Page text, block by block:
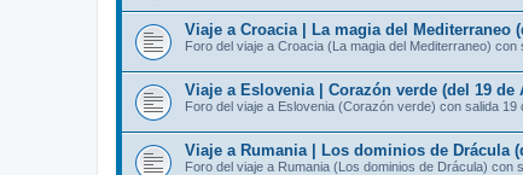
Viaje a Croacia | La magia del Mediterraneo
Foro del viaje a Croacia (La magia del Mediterraneo) con
Viaje a Eslovenia | Corazón verde (del 19 de
Foro del viaje a Eslovenia (Corazón verde) con salida 19
Viaje a Rumania | Los dominios de Drácula
Foro del viaje a Rumania (Los dominios de Drácula) con